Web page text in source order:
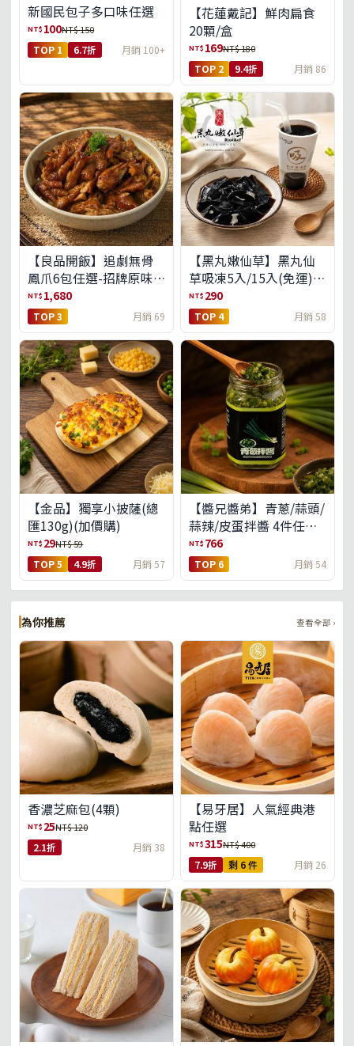
新國民包子多口味任選
NT$ 100NT$ 150
TOP 1 6.7折 月銷 100+
【花蓮戴記】鮮肉扁食
20顆/盒
NT$ 169NT$ 180
TOP 2 9.4折 月銷 86
【良品開飯】追劇無骨
鳳爪6包任選-招牌原味/
濃濃蒜香/過癮麻辣(免運
組)
NT$ 1,680
TOP 3 月銷 69
【黑丸嫩仙草】黑丸仙
草吸凍5入/15入(免運)
(預購中8/14出貨)
NT$ 290
TOP 4 月銷 58
【金品】獨享小披薩(總
匯130g)(加價購)
NT$ 29NT$ 59
TOP 5 4.9折 月銷 57
【醬兄醬弟】青蔥/蒜頭/
蒜辣/皮蛋拌醬 4件任選
(免運組)
NT$ 766
TOP 6 月銷 54
為你推薦 查看全部 ›
香濃芝麻包(4顆)
NT$ 25NT$ 120
2.1折 月銷 38
【易牙居】人氣經典港
點任選
NT$315NT$ 400
7.9折 剩 6 件 月銷 26